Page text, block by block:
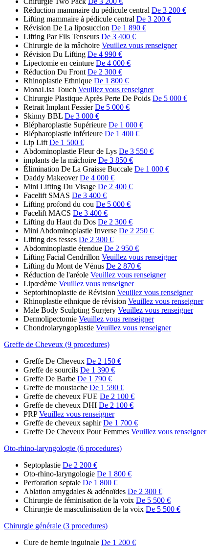
Réduction mammaire du pédicule central De 3 200 €
Lifting mammaire à pédicule central De 3 200 €
Révision De La liposuccion De 1 890 €
Lifting Par Fils Tenseurs De 3 400 €
Chirurgie de la mâchoire Veuillez vous renseigner
Révision Du Lifting De 4 990 €
Lipectomie en ceinture De 4 000 €
Réduction Du Front De 2 300 €
Rhinoplastie Ethnique De 1 800 €
MonaLisa Touch Veuillez vous renseigner
Chirurgie Plastique Après Perte De Poids De 5 000 €
Retrait Implant Fessier De 5 000 €
Skinny BBL De 3 000 €
Blépharoplastie Supérieure De 1 000 €
Blépharoplastie inférieure De 1 400 €
Lip Lift De 1 500 €
Abdominoplastie Fleur de Lys De 3 550 €
implants de la mâchoire De 3 850 €
Élimination De La Graisse Buccale De 1 000 €
Daddy Makeover De 4 000 €
Mini Lifting Du Visage De 2 400 €
Facelift SMAS De 3 400 €
Lifting profond du cou De 5 000 €
Facelift MACS De 3 400 €
Lifting du Haut du Dos De 2 300 €
Mini Abdominoplastie Inverse De 2 250 €
Lifting des fesses De 2 300 €
Abdominoplastie étendue De 2 950 €
Lifting Facial Cendrillon Veuillez vous renseigner
Lifting du Mont de Vénus De 2 870 €
Réduction de l'aréole Veuillez vous renseigner
Lipœdème Veuillez vous renseigner
Septorhinoplastie de Révision Veuillez vous renseigner
Rhinoplastie ethnique de révision Veuillez vous renseigner
Male Body Sculpting Surgery Veuillez vous renseigner
Dermolipectomie Veuillez vous renseigner
Chondrolaryngoplastie Veuillez vous renseigner
Greffe de Cheveux (9 procedures)
Greffe De Cheveux De 2 150 €
Greffe de sourcils De 1 390 €
Greffe De Barbe De 1 790 €
Greffe de moustache De 1 590 €
Greffe de cheveux FUE De 2 100 €
Greffe de cheveux DHI De 2 100 €
PRP Veuillez vous renseigner
Greffe de cheveux saphir De 1 700 €
Greffe De Cheveux Pour Femmes Veuillez vous renseigner
Oto-rhino-laryngologie (6 procedures)
Septoplastie De 2 200 €
Oto-rhino-laryngologie De 1 800 €
Perforation septale De 1 800 €
Ablation amygdales & adénoïdes De 2 300 €
Chirurgie de féminisation de la voix De 5 500 €
Chirurgie de masculinisation de la voix De 5 500 €
Chirurgie générale (3 procedures)
Cure de hernie inguinale De 1 200 €